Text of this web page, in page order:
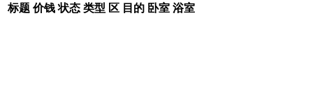
标题 价钱 状态 类型 区 目的 卧室 浴室